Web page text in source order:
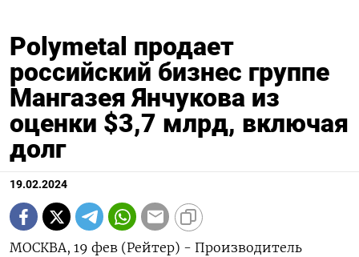
Polymetal продает
российский бизнес группе
Мангазея Янчукова из
оценки $3,7 млрд, включая
долг
19.02.2024
МОСКВА, 19 фев (Рейтер) - Производитель